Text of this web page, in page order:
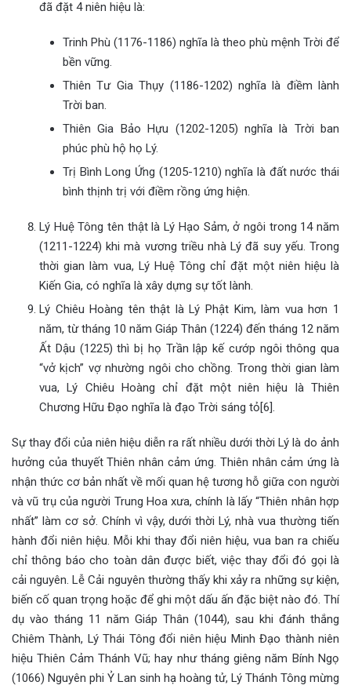
đã đặt 4 niên hiệu là:
Trinh Phù (1176-1186) nghĩa là theo phù mệnh Trời để
bền vững.
Thiên Tư Gia Thụy (1186-1202) nghĩa là điềm lành
Trời ban.
Thiên Gia Bảo Hựu (1202-1205) nghĩa là Trời ban
phúc phù hộ họ Lý.
Trị Bình Long Ứng (1205-1210) nghĩa là đất nước thái
bình thịnh trị với điềm rồng ứng hiện.
Lý Huệ Tông tên thật là Lý Hạo Sảm, ở ngôi trong 14 năm
(1211-1224) khi mà vương triều nhà Lý đã suy yếu. Trong
thời gian làm vua, Lý Huệ Tông chỉ đặt một niên hiệu là
Kiến Gia, có nghĩa là xây dựng sự tốt lành.
Lý Chiêu Hoàng tên thật là Lý Phật Kim, làm vua hơn 1
năm, từ tháng 10 năm Giáp Thân (1224) đến tháng 12 năm
Ất Dậu (1225) thì bị họ Trần lập kế cướp ngôi thông qua
“vở kịch” vợ nhường ngôi cho chồng. Trong thời gian làm
vua, Lý Chiêu Hoàng chỉ đặt một niên hiệu là Thiên
Chương Hữu Đạo nghĩa là đạo Trời sáng tỏ[6].
Sự thay đổi của niên hiệu diễn ra rất nhiều dưới thời Lý là do ảnh
hưởng của thuyết Thiên nhân cảm ứng. Thiên nhân cảm ứng là
nhận thức cơ bản nhất về mối quan hệ tương hỗ giữa con người
và vũ trụ của người Trung Hoa xưa, chính là lấy “Thiên nhân hợp
nhất” làm cơ sở. Chính vì vậy, dưới thời Lý, nhà vua thường tiến
hành đổi niên hiệu. Mỗi khi thay đổi niên hiệu, vua ban ra chiếu
chỉ thông báo cho toàn dân được biết, việc thay đổi đó gọi là
cải nguyên. Lễ Cải nguyên thường thấy khi xảy ra những sự kiện,
biến cố quan trọng hoặc để ghi một dấu ấn đặc biệt nào đó. Thí
dụ vào tháng 11 năm Giáp Thân (1044), sau khi đánh thắng
Chiêm Thành, Lý Thái Tông đổi niên hiệu Minh Đạo thành niên
hiệu Thiên Cảm Thánh Vũ; hay như tháng giêng năm Bính Ngọ
(1066) Nguyên phi Ỷ Lan sinh hạ hoàng tử, Lý Thánh Tông mừng